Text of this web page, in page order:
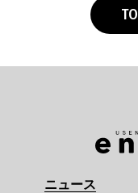
ニュース